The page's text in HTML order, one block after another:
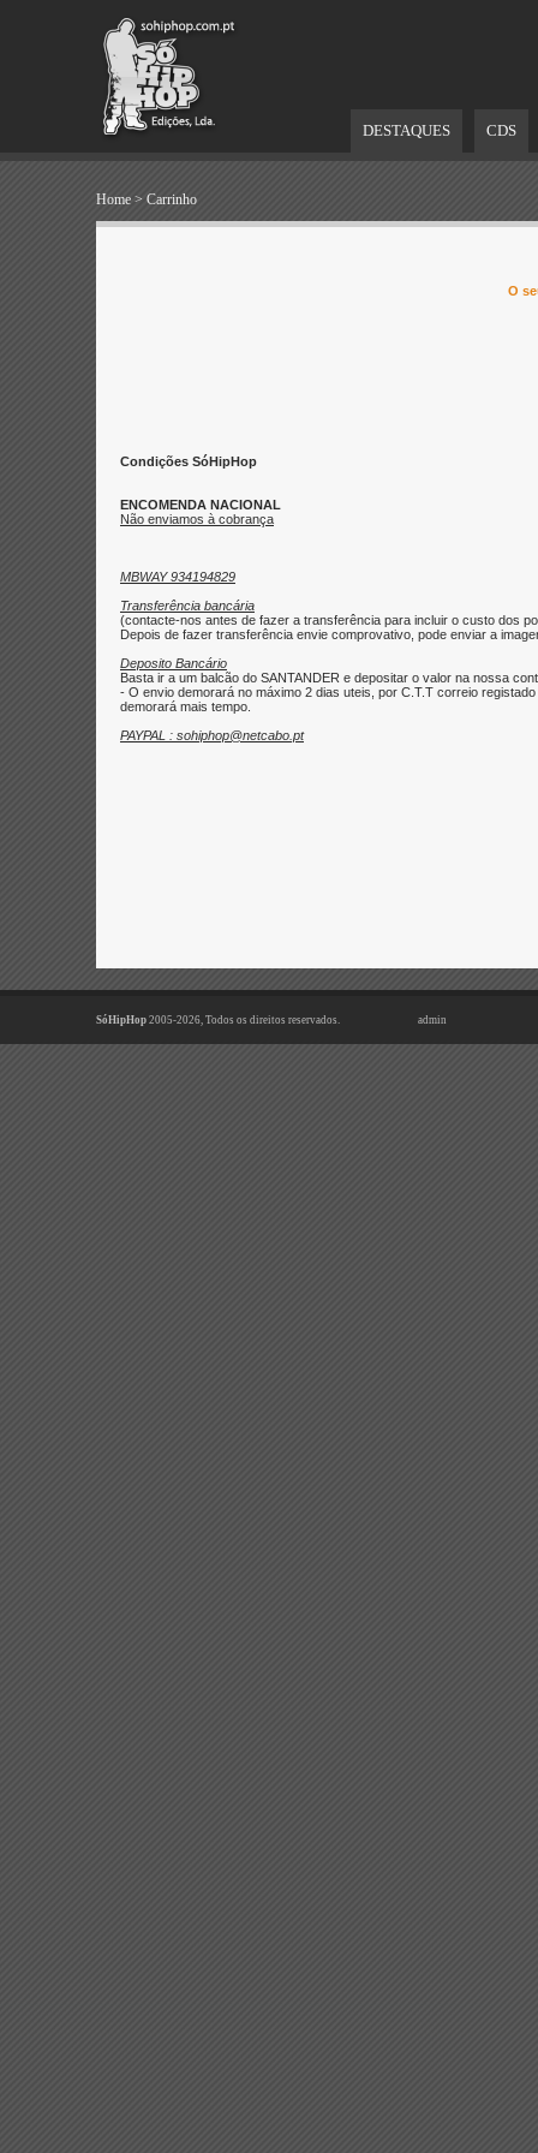
DESTAQUES CDS
Home > Carrinho
O
Condições SóHipHop
ENCOMENDA NACIONAL
Não enviamos à cobrança
MBWAY 934194829
Transferência bancária
(contacte-nos antes de fazer a transferência para incluir o custo dos
Depois de fazer transferência envie comprovativo, pode enviar a
Deposito Bancário
Basta ir a um balcão do SANTANDER e depositar o valor na nossa
- O envio demorará no máximo 2 dias uteis, por C.T.T correio
demorará mais tempo.
PAYPAL : sohiphop@netcabo.pt
SóHipHop 2005-2026, Todos os direitos reservados. admin